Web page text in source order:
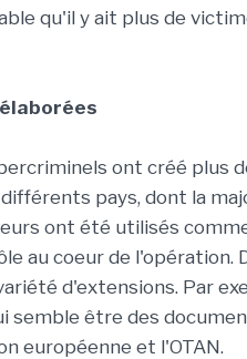
qu'il y ait plus de
ont créé plus
pays, dont la
ont été utilisés
au coeur de l'opération.
d'extensions. Par
semble être des
européenne et l'OTAN.